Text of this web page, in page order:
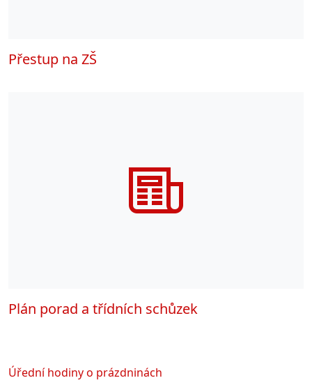
Přestup na ZŠ
Plán porad a třídních schůzek
Úřední hodiny o prázdninách